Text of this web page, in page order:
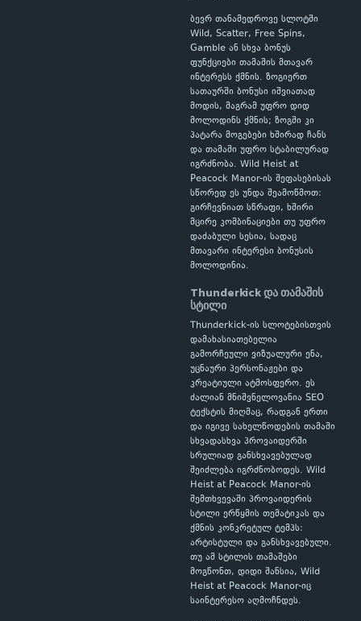
ბევრ თანამედროვე სლოტში
Wild, Scatter, Free Spins,
Gamble ან სხვა ბონუს
ფუნქციები თამაშის მთავარ
ინტერესს ქმნის. ზოგიერთ
სათაურში ბონუსი იშვიათად
მოდის, მაგრამ უფრო დიდ
მოლოდინს ქმნის; ზოგში კი
პატარა მოგებები ხშირად ჩანს
და თამაში უფრო სტაბილურად
იგრძნობა. Wild Heist at
Peacock Manor-ის შეფასებისას
სწორედ ეს უნდა შეამოწმოთ:
გირჩევნიათ სწრაფი, ხშირი
მცირე კომბინაციები თუ უფრო
დაძაბული სესია, სადაც
მთავარი ინტერესი ბონუსის
მოლოდინია.
Thunderkick და თამაშის
სტილი
Thunderkick-ის სლოტებისთვის
დამახასიათებელია
გამორჩეული ვიზუალური ენა,
უცნაური პერსონაჟები და
კრეატიული ატმოსფერო. ეს
ძალიან მნიშვნელოვანია SEO
ტექსტის მიღმაც, რადგან ერთი
და იგივე სახელწოდების თამაში
სხვადასხვა პროვაიდერში
სრულიად განსხვავებულად
შეიძლება იგრძნობოდეს. Wild
Heist at Peacock Manor-ის
შემთხვევაში პროვაიდერის
სტილი ერწყმის თემატიკას და
ქმნის კონკრეტულ ტემპს:
არტისტული და განსხვავებული.
თუ ამ სტილის თამაშები
მოგწონთ, დიდი შანსია, Wild
Heist at Peacock Manor-იც
საინტერესო აღმოჩნდეს.